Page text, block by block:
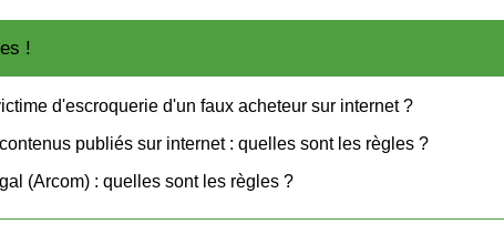
!
d'escroquerie d'un faux acheteur sur internet ?
publiés sur internet : quelles sont les règles ?
(Arcom) : quelles sont les règles ?